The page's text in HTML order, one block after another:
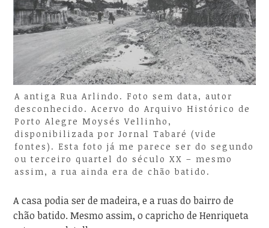
A antiga Rua Arlindo. Foto sem data, autor
desconhecido. Acervo do Arquivo Histórico de
Porto Alegre Moysés Vellinho,
disponibilizada por Jornal Tabaré (vide
fontes). Esta foto já me parece ser do segundo
ou terceiro quartel do século XX – mesmo
assim, a rua ainda era de chão batido.
A casa podia ser de madeira, e a ruas do bairro de
chão batido. Mesmo assim, o capricho de Henriqueta